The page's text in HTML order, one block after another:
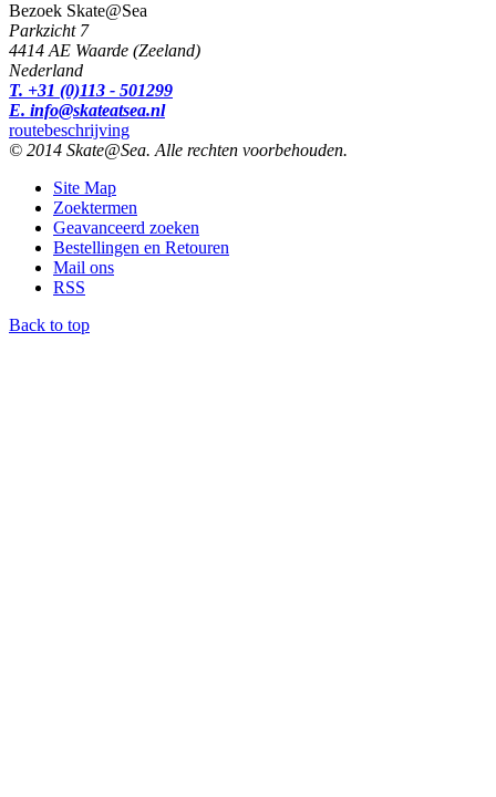
Bezoek Skate@Sea
Parkzicht 7
4414 AE Waarde (Zeeland)
Nederland
T. +31 (0)113 - 501299
E. info@skateatsea.nl
routebeschrijving
© 2014 Skate@Sea. Alle rechten voorbehouden.
Site Map
Zoektermen
Geavanceerd zoeken
Bestellingen en Retouren
Mail ons
RSS
Back to top